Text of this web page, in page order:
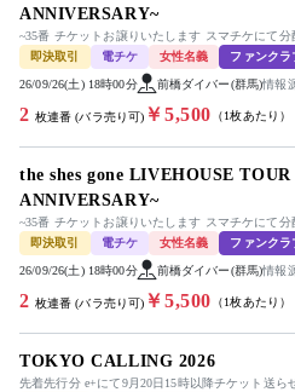
ANNIVERSARY~
~35番 チケットお譲りいたします スマチケにて
即決取引
電チケ 女性名義 ファンクラ
26/09/26(土) 18時00分 前橋ダイバー(群馬)情報
2 枚連番 (バラ売り可) ￥5,500 （1枚あたり）
the shes gone LIVEHOUSE TOUR
ANNIVERSARY~
~35番 チケットお譲りいたします スマチケにて
即決取引
電チケ 女性名義 ファンクラ
26/09/26(土) 18時00分 前橋ダイバー(群馬)情報
2 枚連番 (バラ売り可) ￥5,500 （1枚あたり）
TOKYO CALLING 2026
先着先行分 e+にて9月20日15時以降チケット送ら